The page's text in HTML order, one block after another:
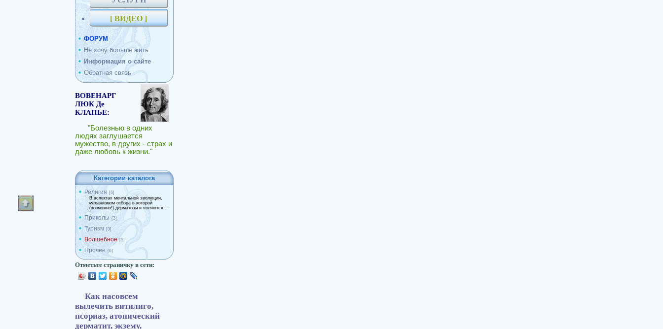
[ ВИДЕО ]
ФОРУМ
Не хочу больше жить
Информация о сайте
Обратная связь
ВОВЕНАРГ
ЛЮК Де
КЛАПЬЕ:
"Болезнью в одних
людях заглушается
мужество, в других - страх и
даже любовь к жизни."
Категории каталога
Религия [6]
В аспектах ментальной эволюции,
механизмом отбора в которой
(возможно!) дерматозы и являются...
Приколы [3]
Туризм [3]
Волшебное [5]
Прочее [6]
Отметьте страничку в сети:
Как насовсем
вылечить витилиго,
псориаз, атопический
дерматит, экзему,